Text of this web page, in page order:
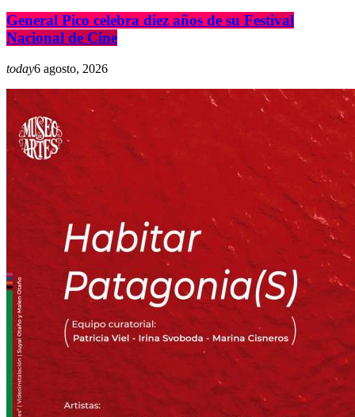
General Pico celebra diez años de su Festival
Nacional de Cine
today6 agosto, 2026